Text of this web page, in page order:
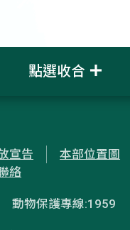
點選收合
宣告
本部位置圖
絡
動物保護專線:1959